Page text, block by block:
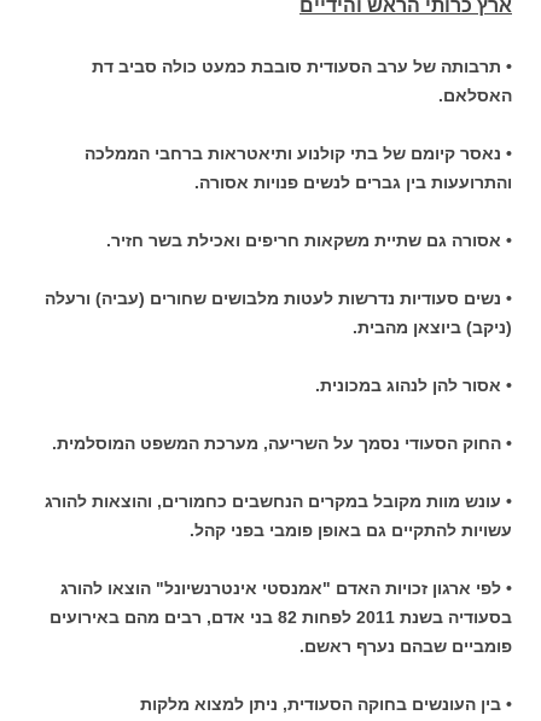
ארץ כרותי הראש והידיים
• תרבותה של ערב הסעודית סובבת כמעט כולה סביב דת
האסלאם.
• נאסר קיומם של בתי קולנוע ותיאטראות ברחבי הממלכה
והתרועעות בין גברים לנשים פנויות אסורה.
• אסורה גם שתיית משקאות חריפים ואכילת בשר חזיר.
• נשים סעודיות נדרשות לעטות מלבושים שחורים (עביה) ורעלה
(ניקב) ביוצאן מהבית.
• אסור להן לנהוג במכונית.
• החוק הסעודי נסמך על השריעה, מערכת המשפט המוסלמית.
• עונש מוות מקובל במקרים הנחשבים כחמורים, והוצאות להורג
עשויות להתקיים גם באופן פומבי בפני קהל.
• לפי ארגון זכויות האדם "אמנסטי אינטרנשיונל" הוצאו להורג
בסעודיה בשנת 2011 לפחות 82 בני אדם, רבים מהם באירועים
פומביים שבהם נערף ראשם.
• בין העונשים בחוקה הסעודית, ניתן למצוא מלקות